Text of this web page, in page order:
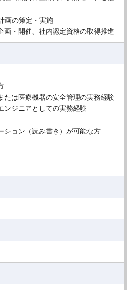
画の策定・実施
画・開催、社内認定資格の取得推進
たは医療機器の安全管理の実務経験
ンジニアとしての実務経験
ション（読み書き）が可能な方